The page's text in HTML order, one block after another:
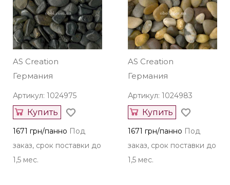
AS Creation
Германия
Артикул: 1024975
Купить
1671 грн/панно Под
заказ, срок поставки до
1,5 мес.
AS Creation
Германия
Артикул: 1024983
Купить
1671 грн/панно Под
заказ, срок поставки до
1,5 мес.